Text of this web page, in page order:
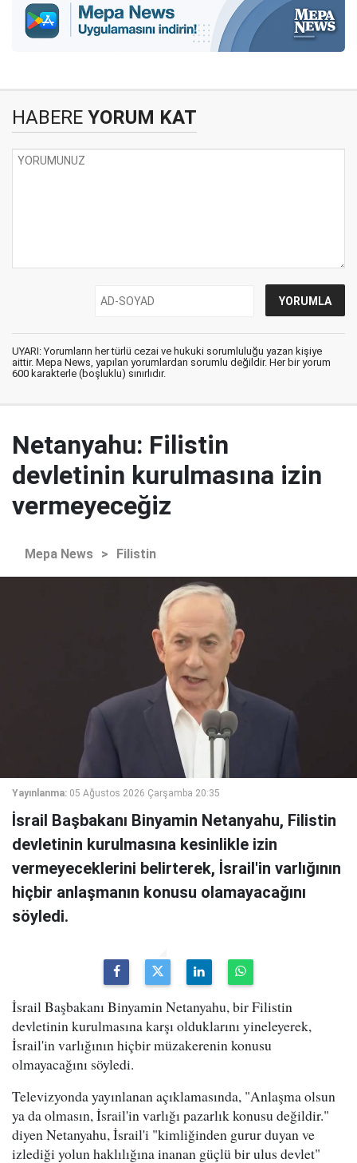
HABERE YORUM KAT
UYARI: Yorumların her türlü cezai ve hukuki sorumluluğu yazan kişiye
aittir. Mepa News, yapılan yorumlardan sorumlu değildir. Her bir yorum
600 karakterle (boşluklu) sınırlıdır.
Netanyahu: Filistin
devletinin kurulmasına izin
vermeyeceğiz
Mepa News > Filistin
Yayınlanma: 05 Ağustos 2026 Çarşamba 20:35
İsrail Başbakanı Binyamin Netanyahu, Filistin
devletinin kurulmasına kesinlikle izin
vermeyeceklerini belirterek, İsrail'in varlığının
hiçbir anlaşmanın konusu olamayacağını
söyledi.
İsrail Başbakanı Binyamin Netanyahu, bir Filistin
devletinin kurulmasına karşı olduklarını yineleyerek,
İsrail'in varlığının hiçbir müzakerenin konusu
olmayacağını söyledi.
Televizyonda yayınlanan açıklamasında, "Anlaşma olsun
ya da olmasın, İsrail'in varlığı pazarlık konusu değildir."
diyen Netanyahu, İsrail'i "kimliğinden gurur duyan ve
izlediği yolun haklılığına inanan güçlü bir ulus devlet"